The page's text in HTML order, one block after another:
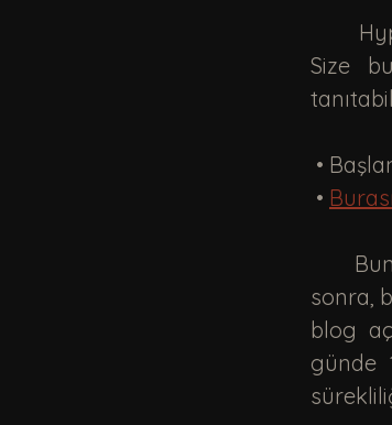
Size
•
• Burası
sonra,
blog
günde